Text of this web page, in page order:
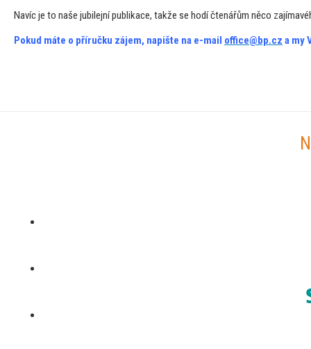
Navíc je to naše jubilejní publikace, takže se hodí čtenářům něco
Pokud máte o příručku zájem, napište na e-mail office@bp.cz a my